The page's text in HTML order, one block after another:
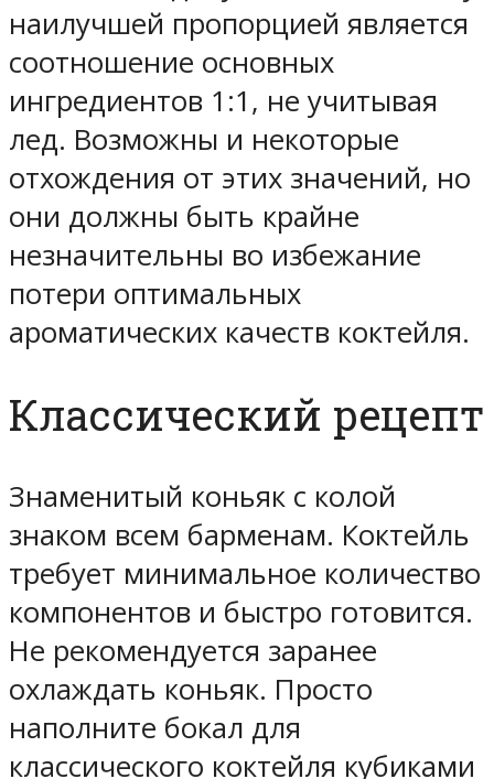
наилучшей пропорцией является
соотношение основных
ингредиентов 1:1, не учитывая
лед. Возможны и некоторые
отхождения от этих значений, но
они должны быть крайне
незначительны во избежание
потери оптимальных
ароматических качеств коктейля.
Классический рецепт
Знаменитый коньяк с колой
знаком всем барменам. Коктейль
требует минимальное количество
компонентов и быстро готовится.
Не рекомендуется заранее
охлаждать коньяк. Просто
наполните бокал для
классического коктейля кубиками